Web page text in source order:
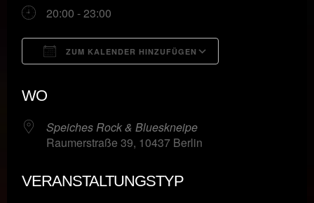
20:00 - 23:00
ZUM KALENDER HINZUFÜGEN
WO
Speiches Rock & Blueskneipe
Raumerstraße 39, 10437 Berlin
VERANSTALTUNGSTYP